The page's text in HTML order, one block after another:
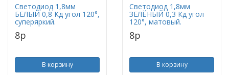
Светодиод 1,8мм
БЕЛЫЙ 0,8 Кд угол 120°,
суперяркий.
8p
В корзину
Светодиод 1,8мм
ЗЕЛЁНЫЙ 0,3 Кд угол
120°, матовый.
8p
В корзину